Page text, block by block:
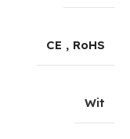
CE , RoHS
Wit